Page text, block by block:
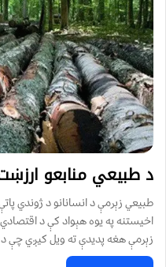
د طبیعي منابعو
طبیعي زېرمې د انسانانو د ژوندي
اخیستنه په یوه هېواد کې د
زېرمې هغه پدیدې ته ویل کیږي